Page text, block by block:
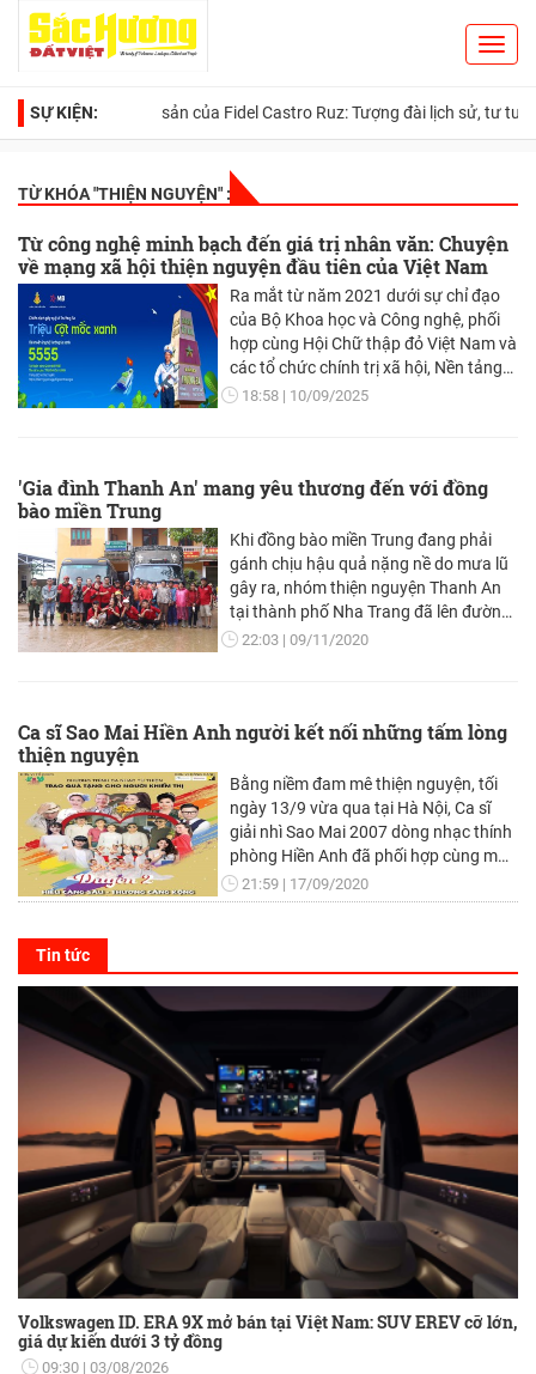
SỰ KIỆN:Di sản của Fidel Castro Ruz: Tượng đài lịch sử, tư tưởng
TỪ KHÓA "THIỆN NGUYỆN" :
Từ công nghệ minh bạch đến giá trị nhân văn: Chuyện
về mạng xã hội thiện nguyện đầu tiên của Việt Nam
Ra mắt từ năm 2021 dưới sự chỉ đạo
của Bộ Khoa học và Công nghệ, phối
hợp cùng Hội Chữ thập đỏ Việt Nam và
các tổ chức chính trị xã hội, Nền tảng
Thiện nguyện do Ngân hàng TMCP
18:58 10/09/2025
'Gia đình Thanh An' mang yêu thương đến với đồng
bào miền Trung
Khi đồng bào miền Trung đang phải
gánh chịu hậu quả nặng nề do mưa lũ
gây ra, nhóm thiện nguyện Thanh An
tại thành phố Nha Trang đã lên đường
chia sẻ yêu thương, khó khăn với người
22:03 09/11/2020
Ca sĩ Sao Mai Hiền Anh người kết nối những tấm lòng
thiện nguyện
Bằng niềm đam mê thiện nguyện, tối
ngày 13/9 vừa qua tại Hà Nội, Ca sĩ
giải nhì Sao Mai 2007 dòng nhạc thính
phòng Hiền Anh đã phối hợp cùng một
số cơ quan tổ chức Chương trình ca
nhạc từ thiện trao quà tặng cho người
21:59 17/09/2020
Tin tức
Volkswagen ID. ERA 9X mở bán tại Việt Nam: SUV EREV cỡ lớn,
giá dự kiến dưới 3 tỷ đồng
09:30 03/08/2026